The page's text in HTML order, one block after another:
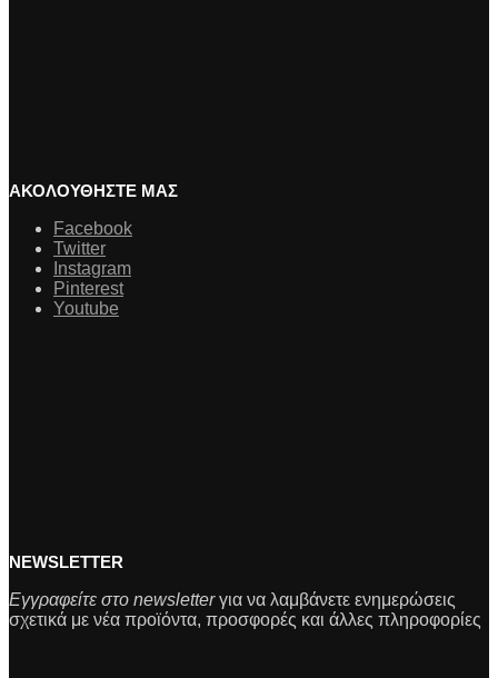
ΑΚΟΛΟΥΘΗΣΤΕ ΜΑΣ
Facebook
Twitter
Instagram
Pinterest
Youtube
NEWSLETTER
Εγγραφείτε στο newsletterγια να λαμβάνετε ενημερώσεις
σχετικά με νέα προϊόντα, προσφορές και άλλες πληροφορίες